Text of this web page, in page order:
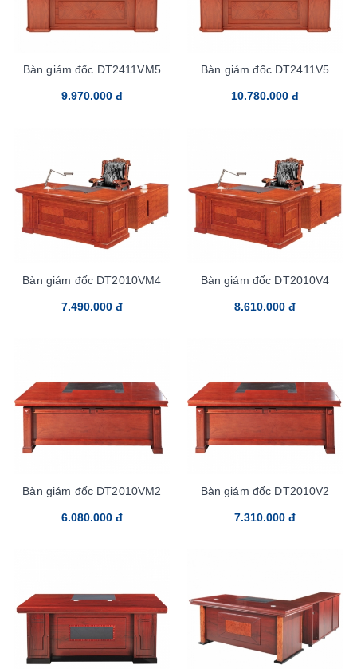
Bàn giám đốc DT2411VM5
9.970.000 đ
Bàn giám đốc DT2411V5
10.780.000 đ
Bàn giám đốc DT2010VM4
7.490.000 đ
Bàn giám đốc DT2010V4
8.610.000 đ
Bàn giám đốc DT2010VM2
6.080.000 đ
Bàn giám đốc DT2010V2
7.310.000 đ